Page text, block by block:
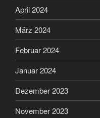
April 2024
März 2024
Februar 2024
Januar 2024
Dezember 2023
November 2023